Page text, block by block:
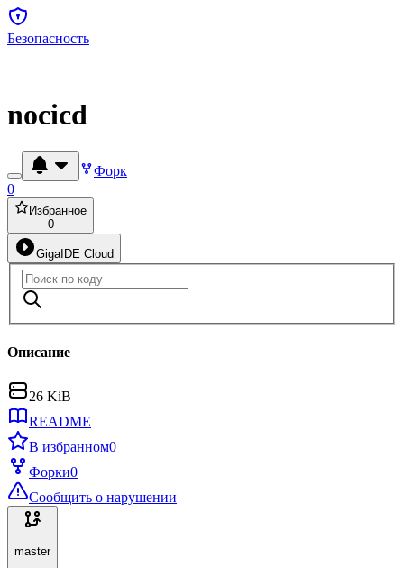
Безопасность
nocicd
Форк
0
Избранное
0
GigaIDE Cloud
Описание
26 KiB
README
В избранном0
Форки0
Сообщить о нарушении
master